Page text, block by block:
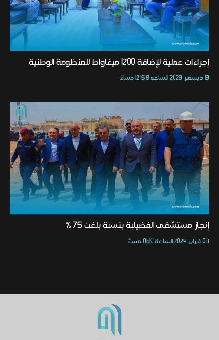
إجراءات عملية لإضافة 1200 ميغاواط للمنظومة الوطنية
13 ديسمبر 2023 الساعة 12:58 مساءً
إنجاز مستشفى الفضيلية بنسبة بلغت 75 %
03 فبراير 2024 الساعة 01:19 مساءً